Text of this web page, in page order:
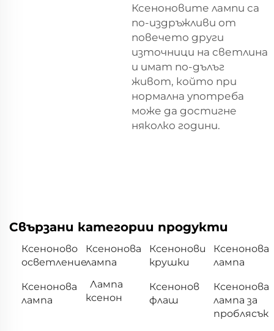
Ксеноновите лампи са
по-издръжливи от
повечето други
източници на светлина
и имат по-дълъг
живот, който при
нормална употреба
може да достигне
няколко години.
Свързани категории продукти
Ксеноново
осветление
Ксенонова
лампа
Ксенонови
крушки
Ксенонова
лампа
Ксенонова
лампа
Лампа
ксенон
Ксенонов
флаш
Ксенонова
лампа за
проблясък